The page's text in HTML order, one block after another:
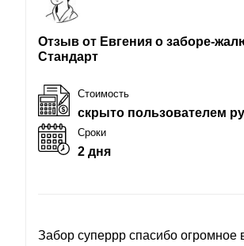
Отзыв от Евгения о заборе-
Стандарт
Стоимость
скрыто пользователем
Сроки
2 дня
Забор суперрр спасибо огромное